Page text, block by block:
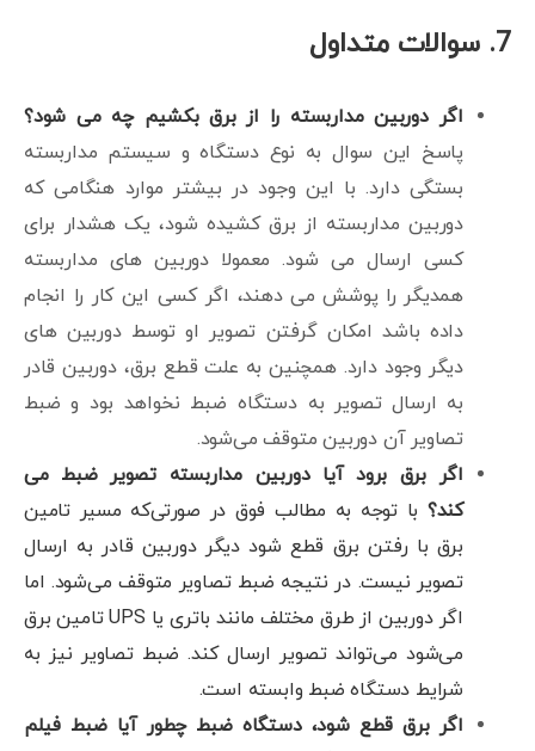
7. سوالات متداول
اگر دوربین مداربسته را از برق بکشیم چه می شود؟
پاسخ این سوال به نوع دستگاه و سیستم مداربسته
بستگی دارد. با این وجود در بیشتر موارد هنگامی که
دوربین مداربسته از برق کشیده شود، یک هشدار برای
کسی ارسال می شود. معمولا دوربین های مداربسته
همدیگر را پوشش می دهند، اگر کسی این کار را انجام
داده باشد امکان گرفتن تصویر او توسط دوربین های
دیگر وجود دارد. همچنین به علت قطع برق، دوربین قادر
به ارسال تصویر به دستگاه ضبط نخواهد بود و ضبط
تصاویر آن دوربین متوقف می‌شود.
اگر برق برود آیا دوربین مداربسته تصویر ضبط می
کند؟ با توجه به مطالب فوق در صورتی‌که مسیر تامین
برق با رفتن برق قطع شود دیگر دوربین قادر به ارسال
تصویر نیست. در نتیجه ضبط تصاویر متوقف می‌شود. اما
اگر دوربین از طرق مختلف مانند باتری یا UPS تامین برق
می‌شود می‌تواند تصویر ارسال کند. ضبط تصاویر نیز به
شرایط دستگاه ضبط وابسته است.
اگر برق قطع شود، دستگاه ضبط چطور آیا ضبط فیلم